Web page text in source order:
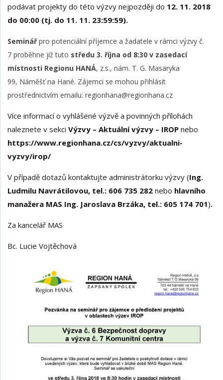
podávat projekty do této výzvy nejpozději do 12. 11. 2018
do 00:00 (tj. do 11. 11. 23:59:59).
Seminářpro potenciální příjemce a žadatele v rámci výzvy č.
7 proběhne již tuto středu 3. října od 8:30 v zasedací
místnosti Regionu HANÁ, z.s., nám. T. G. Masaryka
99, Náměšť na Hané. Zájemci se mohou přihlásit
prostřednictvím emailu: regionhana@regionhana.cz
Více informací o vyhlášené výzvě a povinných přílohách
naleznete v sekci Výzvy – Aktuální výzvy – IROP nebo
https://www.regionhana.cz/cs/vyzvy/aktualni-
vyzvy/irop/
V případě dotazů kontaktujte administrátorku výzvy (Ing.
Ludmilu Navrátilovou, tel.: 606 735 282 nebo hlavního
manažera MAS Ing. Jaroslava Brzáka, tel.: 605 174 701).
Za kancelář MAS
Bc. Lucie Vojtěchová